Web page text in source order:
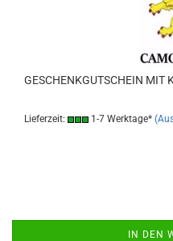
GESCHENKGUTSCHEIN MIT
Lieferzeit: 1-7 Werktage*
IN DEN